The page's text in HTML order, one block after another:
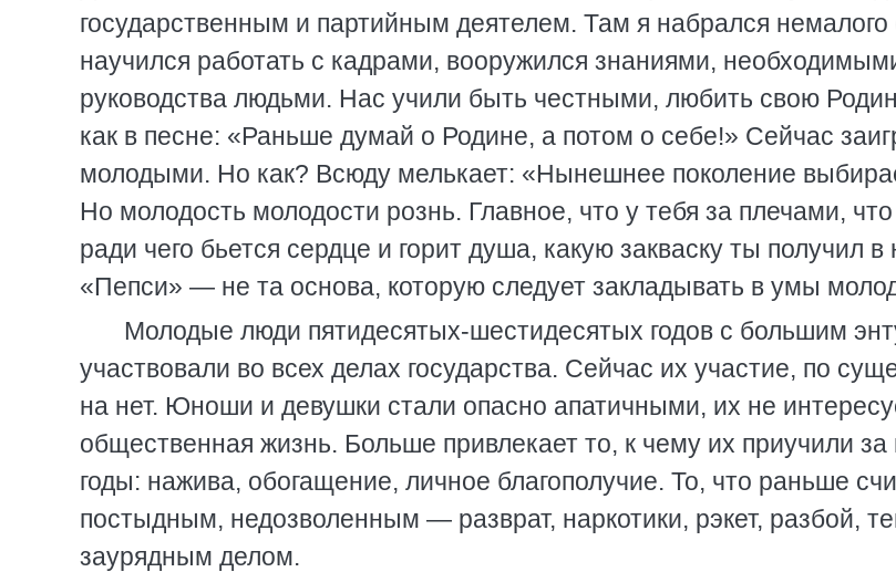
государственным и партийным деятелем. Там я набрался немалого
научился работать с кадрами, вооружился знаниями,
руководства людьми. Нас учили быть честными, любить свою
как в песне: «Раньше думай о Родине, а потом о себе!» Сейчас
молодыми. Но как? Всюду мелькает: «Нынешнее поколение
Но молодость молодости рознь. Главное, что у тебя за плечами, что
ради чего бьется сердце и горит душа, какую закваску ты получил в
«Пепси» — не та основа, которую следует закладывать в умы
Молодые люди пятидесятых-шестидесятых годов с большим
участвовали во всех делах государства. Сейчас их участие, по
на нет. Юноши и девушки стали опасно апатичными, их не
общественная жизнь. Больше привлекает то, к чему их приучили за
годы: нажива, обогащение, личное благополучие. То, что раньше
постыдным, недозволенным — разврат, наркотики, рэкет, разбой,
заурядным делом.